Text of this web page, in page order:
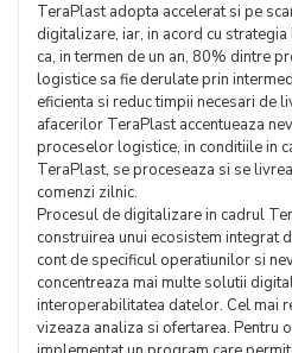
TeraPlast adopta accelerat si pe
digitalizare, iar, in acord cu
ca, in termen de un an, 80% dintre
logistice sa fie derulate prin
eficienta si reduc timpii necesari de
afacerilor TeraPlast accentueaza
proceselor logistice, in conditiile in
TeraPlast, se proceseaza si se
comenzi zilnic.
Procesul de digitalizare in cadrul
construirea unui ecosistem integrat
cont de specificul operatiunilor si
concentreaza mai multe solutii
interoperabilitatea datelor. Cel mai
vizeaza analiza si ofertarea. Pentru